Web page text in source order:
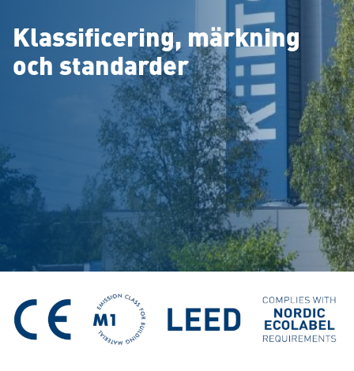
Klassificering, märkning
och standarder